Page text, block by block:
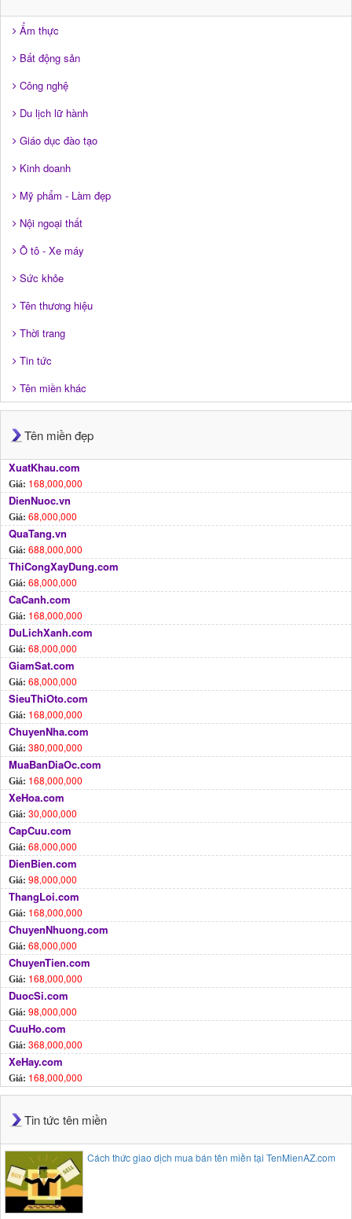
Ẩm thực
Bất động sản
Công nghệ
Du lịch lữ hành
Giáo dục đào tạo
Kinh doanh
Mỹ phẩm - Làm đẹp
Nội ngoại thất
Ô tô - Xe máy
Sức khỏe
Tên thương hiệu
Thời trang
Tin tức
Tên miền khác
Tên miền đẹp
XuatKhau.com
Giá: 168,000,000
DienNuoc.vn
Giá: 68,000,000
QuaTang.vn
Giá: 688,000,000
ThiCongXayDung.com
Giá: 68,000,000
CaCanh.com
Giá: 168,000,000
DuLichXanh.com
Giá: 68,000,000
GiamSat.com
Giá: 68,000,000
SieuThiOto.com
Giá: 168,000,000
ChuyenNha.com
Giá: 380,000,000
MuaBanDiaOc.com
Giá: 168,000,000
XeHoa.com
Giá: 30,000,000
CapCuu.com
Giá: 68,000,000
DienBien.com
Giá: 98,000,000
ThangLoi.com
Giá: 168,000,000
ChuyenNhuong.com
Giá: 68,000,000
ChuyenTien.com
Giá: 168,000,000
DuocSi.com
Giá: 98,000,000
CuuHo.com
Giá: 368,000,000
XeHay.com
Giá: 168,000,000
Tin tức tên miền
Cách thức giao dịch mua bán tên miền tại TenMienAZ.com